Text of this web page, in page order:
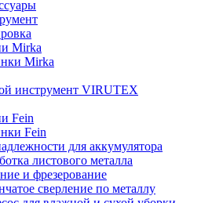
Mirka
Mirka
инструмент VIRUTEX
Fein
Fein
для аккумулятора
листового металла
и фрезерование
сверление по металлу